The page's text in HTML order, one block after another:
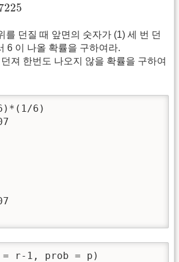
를 던질 때 앞면의 숫자가 (1) 세 번 던
6 이 나올 확률을 구하여라.
져 한번도 나오지 않을 확률을 구하여
6)
= r-1, prob = p)